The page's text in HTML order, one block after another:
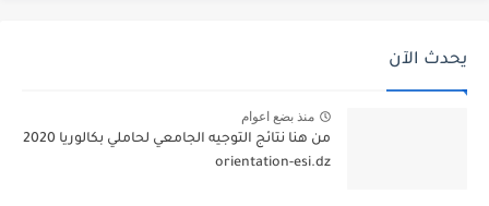
يحدث الآن
منذ بضع اعوام
من هنا نتائج التوجيه الجامعي لحاملي بكالوريا 2020
orientation-esi.dz